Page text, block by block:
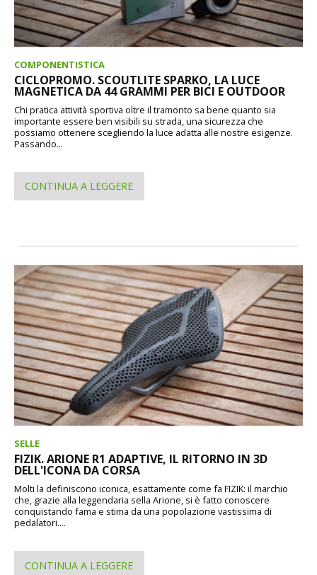
COMPONENTISTICA
CICLOPROMO. SCOUTLITE SPARKO, LA LUCE
MAGNETICA DA 44 GRAMMI PER BICI E OUTDOOR
Chi pratica attività sportiva oltre il tramonto sa bene quanto sia
importante essere ben visibili su strada, una sicurezza che
possiamo ottenere scegliendo la luce adatta alle nostre esigenze.
Passando...
CONTINUA A LEGGERE
SELLE
FIZIK. ARIONE R1 ADAPTIVE, IL RITORNO IN 3D
DELL'ICONA DA CORSA
Molti la definiscono iconica, esattamente come fa FIZIK: il marchio
che, grazie alla leggendaria sella Arione, si è fatto conoscere
conquistando fama e stima da una popolazione vastissima di
pedalatori....
CONTINUA A LEGGERE